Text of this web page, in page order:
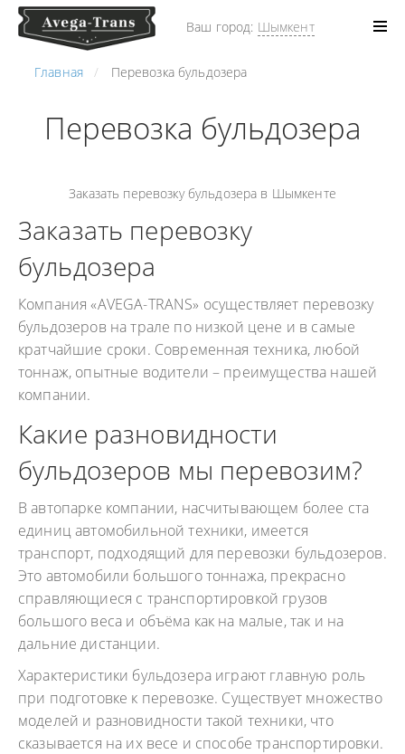
Ваш город: Шымкент
Главная Перевозка бульдозера
Перевозка бульдозера
Заказать перевозку бульдозера в Шымкенте
Заказать перевозку
бульдозера
Компания «AVEGA-TRANS» осуществляет перевозку
бульдозеров на трале по низкой цене и в самые
кратчайшие сроки. Современная техника, любой
тоннаж, опытные водители – преимущества нашей
компании.
Какие разновидности
бульдозеров мы перевозим?
В автопарке компании, насчитывающем более ста
единиц автомобильной техники, имеется
транспорт, подходящий для перевозки бульдозеров.
Это автомобили большого тоннажа, прекрасно
справляющиеся с транспортировкой грузов
большого веса и объёма как на малые, так и на
дальние дистанции.
Характеристики бульдозера играют главную роль
при подготовке к перевозке. Существует множество
моделей и разновидности такой техники, что
сказывается на их весе и способе транспортировки.